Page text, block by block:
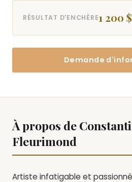
RÉSULTAT D'ENCHÈRE1 200 $
Demande
À propos de
Fleurimond
Artiste infatigable et